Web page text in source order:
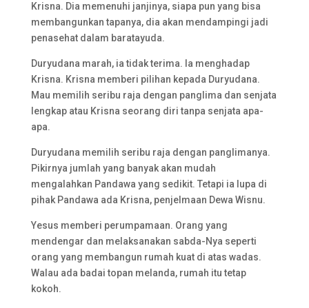
Krisna. Dia memenuhi janjinya, siapa pun yang bisa
membangunkan tapanya, dia akan mendampingi jadi
penasehat dalam baratayuda.
Duryudana marah, ia tidak terima. Ia menghadap
Krisna. Krisna memberi pilihan kepada Duryudana.
Mau memilih seribu raja dengan panglima dan senjata
lengkap atau Krisna seorang diri tanpa senjata apa-
apa.
Duryudana memilih seribu raja dengan panglimanya.
Pikirnya jumlah yang banyak akan mudah
mengalahkan Pandawa yang sedikit. Tetapi ia lupa di
pihak Pandawa ada Krisna, penjelmaan Dewa Wisnu.
Yesus memberi perumpamaan. Orang yang
mendengar dan melaksanakan sabda-Nya seperti
orang yang membangun rumah kuat di atas wadas.
Walau ada badai topan melanda, rumah itu tetap
kokoh.